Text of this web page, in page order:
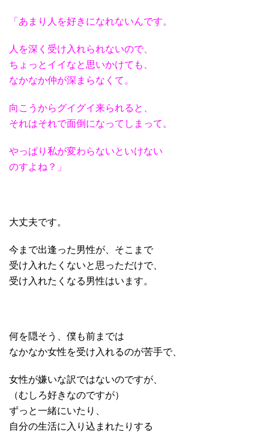
「あまり人を好きになれないんです。
人を深く受け入れられないので、
ちょっとイイなと思いかけても、
なかなか仲が深まらなくて。
向こうからグイグイ来られると、
それはそれで面倒になってしまって。
やっぱり私が変わらないといけない
のすよね？」
大丈夫です。
今まで出逢った男性が、そこまで
受け入れたくないと思っただけで、
受け入れたくなる男性はいます。
何を隠そう、僕も前までは
なかなか女性を受け入れるのが苦手で、
女性が嫌いな訳ではないのですが、
（むしろ好きなのですが）
ずっと一緒にいたり、
自分の生活に入り込まれたりする